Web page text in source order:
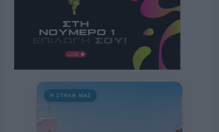
Η ΣΤΗΛΗ ΜΑΣ